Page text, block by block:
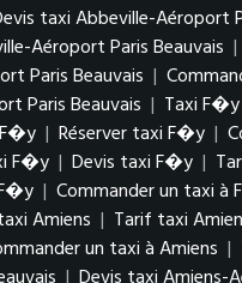
taxi Abbeville-Aéroport
Aéroport Paris Beauvais |
Paris Beauvais |
Paris Beauvais | Taxi F�y
| Réserver taxi F�y |
F�y | Devis taxi F�y |
| Commander un taxi à
Amiens | Tarif taxi
un taxi à Amiens |